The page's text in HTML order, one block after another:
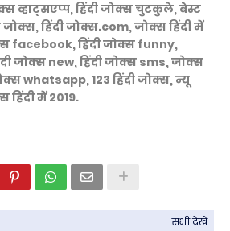
व्हाट्सएप्प, हिंदी जोक्स चुटकुले, बेस्ट
जोक्स, हिंदी जोक्स.com, जोक्स हिंदी में
facebook, हिंदी जोक्स funny,
जोक्स new, हिंदी जोक्स sms, जोक्स
whatsapp, 123 हिंदी जोक्स, न्यू
हिंदी में 2019.
सभी देखें